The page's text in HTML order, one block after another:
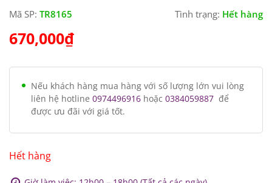
Mã SP: TR8165 Tình trạng: Hết hàng
670,000₫
Nếu khách hàng mua hàng với số lượng lớn vui lòng
liên hệ hotline 0974496916 hoặc 0384059887 để
được ưu đãi với giá tốt.
Hết hàng